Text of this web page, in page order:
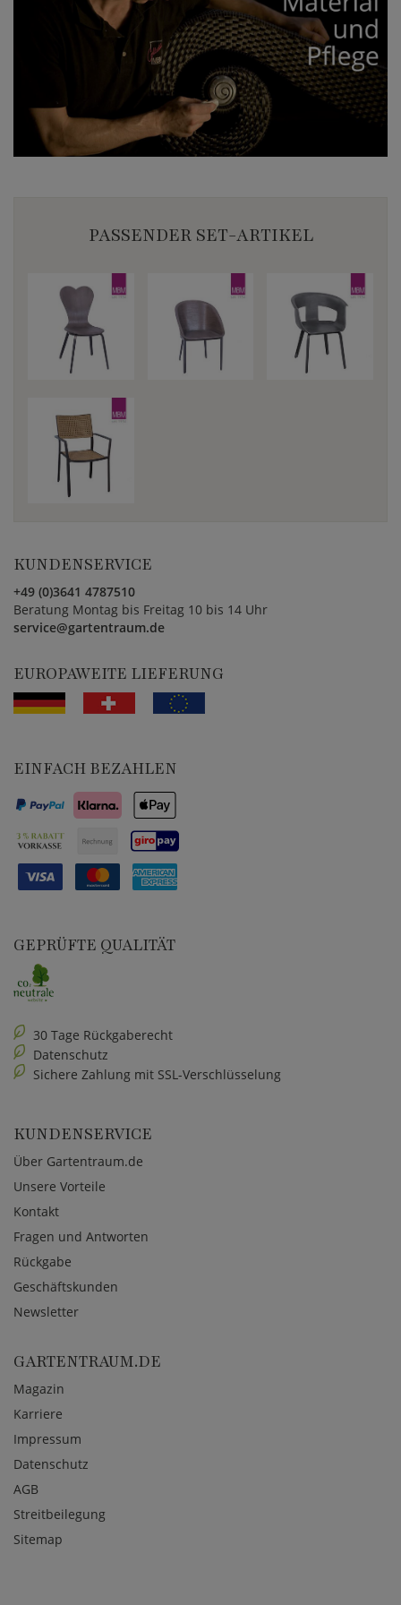
PASSENDER SET-ARTIKEL
KUNDENSERVICE
+49 (0)3641 4787510
Beratung Montag bis Freitag 10 bis 14 Uhr
service@gartentraum.de
EUROPAWEITE LIEFERUNG
EINFACH BEZAHLEN
GEPRÜFTE QUALITÄT
30 Tage Rückgaberecht
Datenschutz
Sichere Zahlung mit SSL-Verschlüsselung
KUNDENSERVICE
Über Gartentraum.de
Unsere Vorteile
Kontakt
Fragen und Antworten
Rückgabe
Geschäftskunden
Newsletter
GARTENTRAUM.DE
Magazin
Karriere
Impressum
Datenschutz
AGB
Streitbeilegung
Sitemap